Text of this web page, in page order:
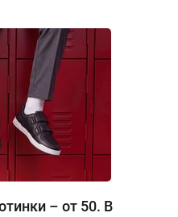
– от 50. В